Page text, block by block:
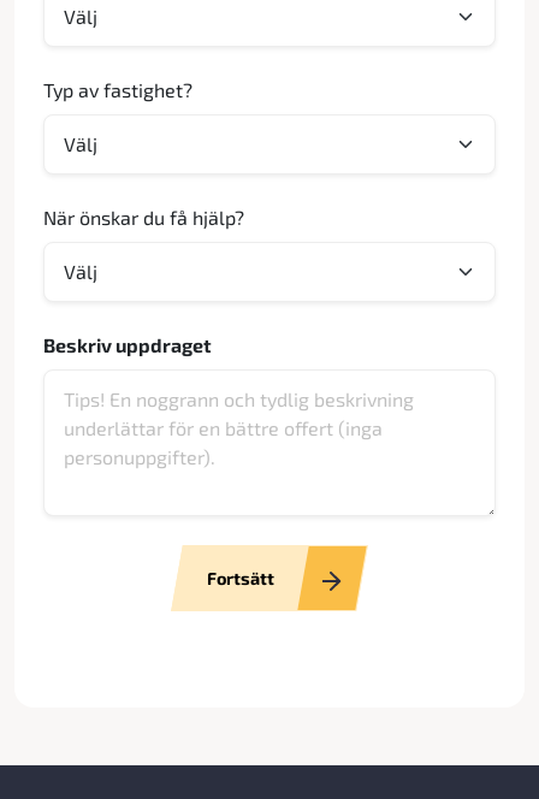
Typ av fastighet?
När önskar du få hjälp?
Beskriv uppdraget
Fortsätt